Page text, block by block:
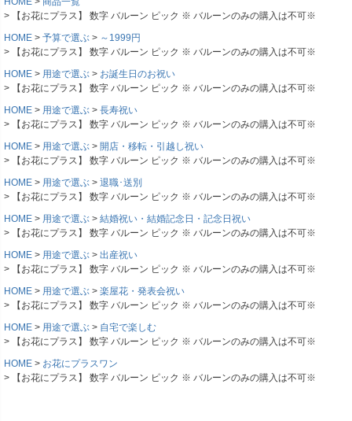
【お花にプラス】 数字 バルーン ピック ※ バルーンのみの購入は不可※
HOME
予算で選ぶ
～1999円
【お花にプラス】 数字 バルーン ピック ※ バルーンのみの購入は不可※
HOME
用途で選ぶ
お誕生日のお祝い
【お花にプラス】 数字 バルーン ピック ※ バルーンのみの購入は不可※
HOME
用途で選ぶ
長寿祝い
【お花にプラス】 数字 バルーン ピック ※ バルーンのみの購入は不可※
HOME
用途で選ぶ
開店・移転・引越し祝い
【お花にプラス】 数字 バルーン ピック ※ バルーンのみの購入は不可※
HOME
用途で選ぶ
退職･送別
【お花にプラス】 数字 バルーン ピック ※ バルーンのみの購入は不可※
HOME
用途で選ぶ
結婚祝い・結婚記念日・記念日祝い
【お花にプラス】 数字 バルーン ピック ※ バルーンのみの購入は不可※
HOME
用途で選ぶ
出産祝い
【お花にプラス】 数字 バルーン ピック ※ バルーンのみの購入は不可※
HOME
用途で選ぶ
楽屋花・発表会祝い
【お花にプラス】 数字 バルーン ピック ※ バルーンのみの購入は不可※
HOME
用途で選ぶ
自宅で楽しむ
【お花にプラス】 数字 バルーン ピック ※ バルーンのみの購入は不可※
HOME
お花にプラスワン
【お花にプラス】 数字 バルーン ピック ※ バルーンのみの購入は不可※